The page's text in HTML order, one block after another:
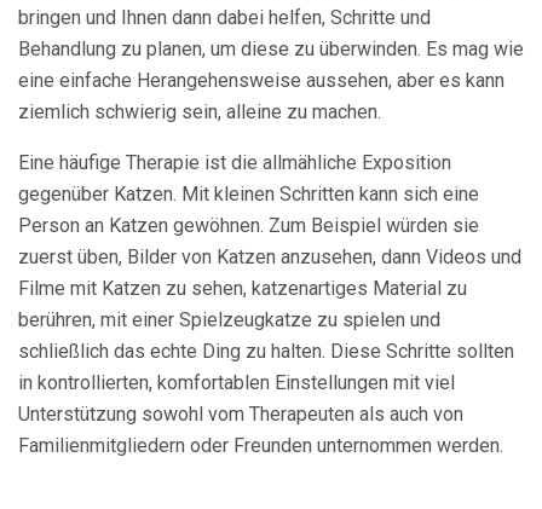
bringen und Ihnen dann dabei helfen, Schritte und
Behandlung zu planen, um diese zu überwinden. Es mag wie
eine einfache Herangehensweise aussehen, aber es kann
ziemlich schwierig sein, alleine zu machen.
Eine häufige Therapie ist die allmähliche Exposition
gegenüber Katzen. Mit kleinen Schritten kann sich eine
Person an Katzen gewöhnen. Zum Beispiel würden sie
zuerst üben, Bilder von Katzen anzusehen, dann Videos und
Filme mit Katzen zu sehen, katzenartiges Material zu
berühren, mit einer Spielzeugkatze zu spielen und
schließlich das echte Ding zu halten. Diese Schritte sollten
in kontrollierten, komfortablen Einstellungen mit viel
Unterstützung sowohl vom Therapeuten als auch von
Familienmitgliedern oder Freunden unternommen werden.